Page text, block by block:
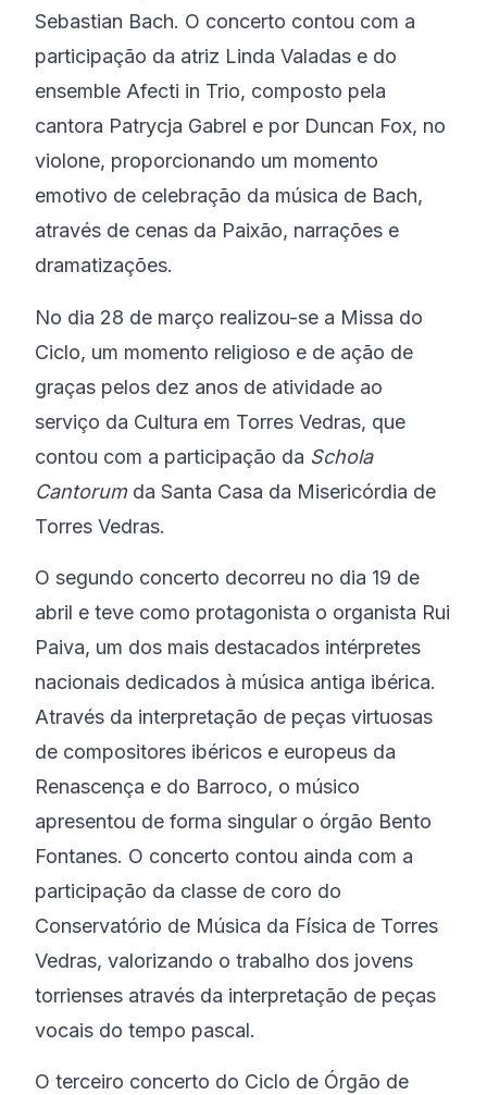
Sebastian Bach. O concerto contou com a
participação da atriz Linda Valadas e do
ensemble Afecti in Trio, composto pela
cantora Patrycja Gabrel e por Duncan Fox, no
violone, proporcionando um momento
emotivo de celebração da música de Bach,
através de cenas da Paixão, narrações e
dramatizações.
No dia 28 de março realizou-se a Missa do
Ciclo, um momento religioso e de ação de
graças pelos dez anos de atividade ao
serviço da Cultura em Torres Vedras, que
contou com a participação da Schola
Cantorumda Santa Casa da Misericórdia de
Torres Vedras.
O segundo concerto decorreu no dia 19 de
abril e teve como protagonista o organista Rui
Paiva, um dos mais destacados intérpretes
nacionais dedicados à música antiga ibérica.
Através da interpretação de peças virtuosas
de compositores ibéricos e europeus da
Renascença e do Barroco, o músico
apresentou de forma singular o órgão Bento
Fontanes. O concerto contou ainda com a
participação da classe de coro do
Conservatório de Música da Física de Torres
Vedras, valorizando o trabalho dos jovens
torrienses através da interpretação de peças
vocais do tempo pascal.
O terceiro concerto do Ciclo de Órgão de